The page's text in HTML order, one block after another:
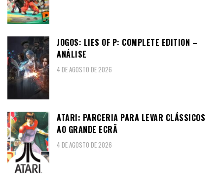
JOGOS: LIES OF P: COMPLETE EDITION –
ANÁLISE
4 DE AGOSTO DE 2026
ATARI: PARCERIA PARA LEVAR CLÁSSICOS
AO GRANDE ECRÃ
4 DE AGOSTO DE 2026